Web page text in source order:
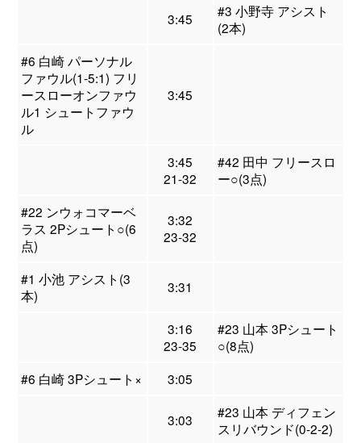
3:45
#3 小野寺 アシスト
(2本)
#6 白崎 パーソナル
ファウル(1-5:1) フリ
ースローオンファウ
ル1 シュートファウ
ル
3:45
3:45
21-32
#42 田中 フリースロ
ー○(3点)
#22 ンウォコマーベ
ラス 2Pシュート○(6
点)
3:32
23-32
#1 小池 アシスト(3
本)
3:31
3:16
23-35
#23 山本 3Pシュート
○(8点)
#6 白崎 3Pシュート×
3:05
3:03
#23 山本 ディフェン
スリバウンド(0-2-2)